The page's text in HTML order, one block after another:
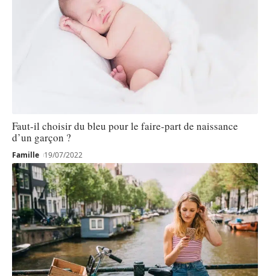
Faut-il choisir du bleu pour le faire-part de naissance
d’un garçon ?
Famille 19/07/2022